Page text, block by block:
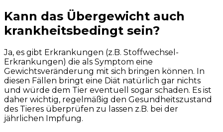
Kann das Übergewicht auch
krankheitsbedingt sein?
Ja, es gibt Erkrankungen (z.B. Stoffwechsel-
Erkrankungen) die als Symptom eine
Gewichtsveränderung mit sich bringen können. In
diesen Fällen bringt eine Diät natürlich gar nichts
und würde dem Tier eventuell sogar schaden. Es ist
daher wichtig, regelmäßig den Gesundheitszustand
des Tieres überprüfen zu lassen z.B. bei der
jährlichen Impfung.